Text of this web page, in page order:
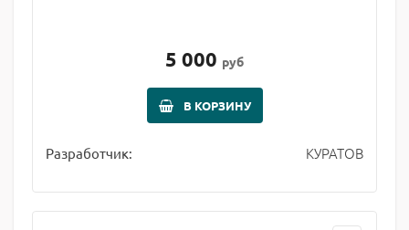
5 000 руб
В КОРЗИНУ
Разработчик: КУРАТОВ